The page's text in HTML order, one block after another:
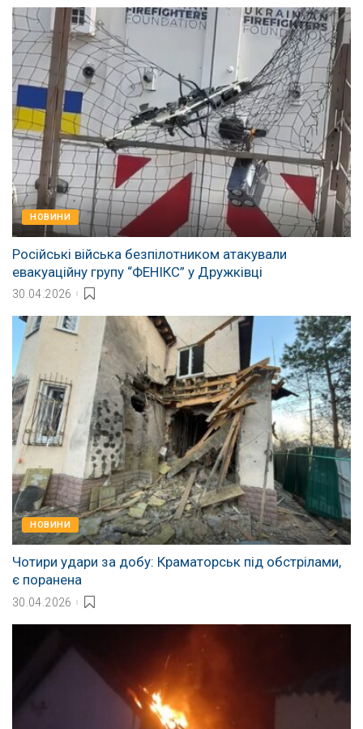
НОВИНИ
Російські війська безпілотником атакували
евакуаційну групу “ФЕНІКС” у Дружківці
30.04.2026
НОВИНИ
Чотири удари за добу: Краматорськ під обстрілами,
є поранена
30.04.2026